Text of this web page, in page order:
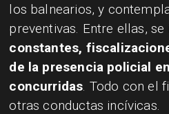
los balnearios, y
preventivas. Entre ellas, se
constantes,
de la presencia policial
concurridas. Todo con el
otras conductas incívicas.